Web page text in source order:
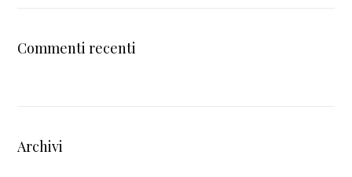
Commenti recenti
Archivi